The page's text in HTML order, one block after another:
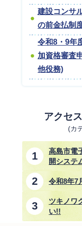
建設コンサ
の前金払制
令和8・9年
加資格審査
他役務)
アクセ
(カ
高島市電
開システ
タント
務）
令和8年7
ツキノワ
い!!